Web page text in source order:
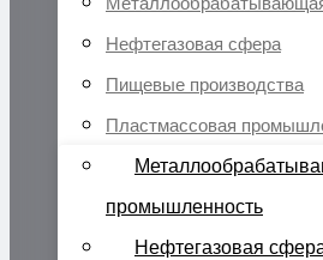
Нефтегазовая сфера
Пищевые производства
Пластмассовая
промышленность
Нефтегазовая